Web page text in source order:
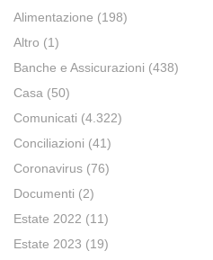
Alimentazione (198)
Altro (1)
Banche e Assicurazioni (438)
Casa (50)
Comunicati (4.322)
Conciliazioni (41)
Coronavirus (76)
Documenti (2)
Estate 2022 (11)
Estate 2023 (19)